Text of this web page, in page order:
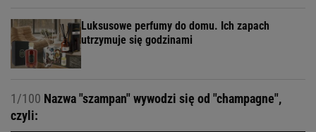
Luksusowe perfumy do domu. Ich zapach
utrzymuje się godzinami
1/100 Nazwa "szampan" wywodzi się od "champagne",
czyli: